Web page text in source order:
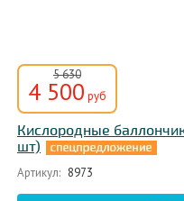
5 630
4 500 руб
Кислородные
шт)
Артикул: 8973